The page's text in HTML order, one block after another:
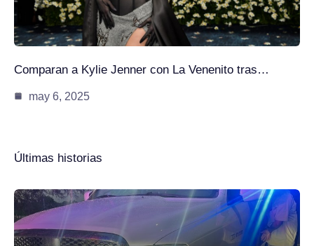
Comparan a Kylie Jenner con La Venenito tras…
may 6, 2025
Últimas historias